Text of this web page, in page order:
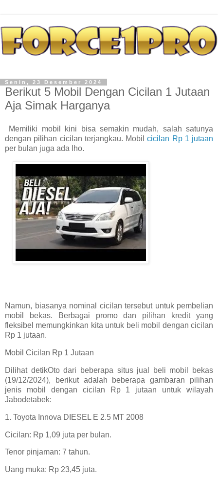
Senin, 23 Desember 2024
Berikut 5 Mobil Dengan Cicilan 1 Jutaan
Aja Simak Harganya
Memiliki mobil kini bisa semakin mudah, salah satunya
dengan pilihan cicilan terjangkau. Mobilcicilan Rp 1 jutaan
per bulan juga ada lho.
Namun, biasanya nominal cicilan tersebut untuk pembelian
mobil bekas. Berbagai promo dan pilihan kredit yang
fleksibel memungkinkan kita untuk beli mobil dengan cicilan
Rp 1 jutaan.
Mobil Cicilan Rp 1 Jutaan
Dilihat detikOto dari beberapa situs jual beli mobil bekas
(19/12/2024), berikut adalah beberapa gambaran pilihan
jenis mobil dengan cicilan Rp 1 jutaan untuk wilayah
Jabodetabek:
1. Toyota Innova DIESEL E 2.5 MT 2008
Cicilan: Rp 1,09 juta per bulan.
Tenor pinjaman: 7 tahun.
Uang muka: Rp 23,45 juta.